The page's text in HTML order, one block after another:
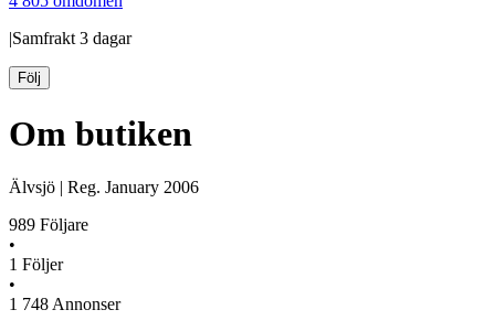
|Samfrakt 3 dagar
Följ
Om butiken
Älvsjö | Reg. January 2006
989 Följare
•
1 Följer
•
1 748 Annonser